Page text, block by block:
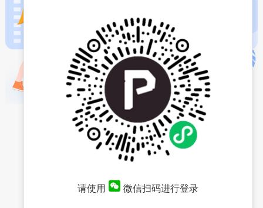
请使用 微信扫码进行登录